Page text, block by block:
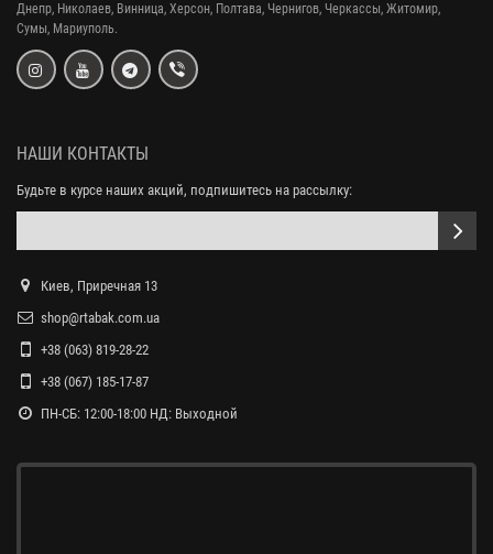
Днепр, Николаев, Винница, Херсон, Полтава, Чернигов, Черкассы, Житомир,
Сумы, Мариуполь.
НАШИ КОНТАКТЫ
Будьте в курсе наших акций, подпишитесь на рассылку:
Киев, Приречная 13
shop@rtabak.com.ua
+38 (063) 819-28-22
+38 (067) 185-17-87
ПН-СБ: 12:00-18:00 НД: Выходной